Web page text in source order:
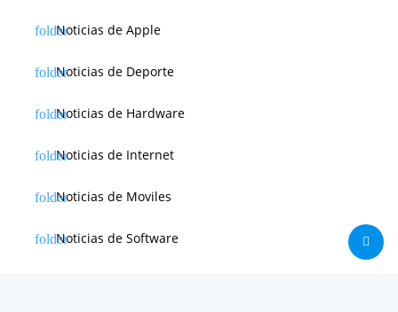
Noticias de Apple
Noticias de Deporte
Noticias de Hardware
Noticias de Internet
Noticias de Moviles
Noticias de Software